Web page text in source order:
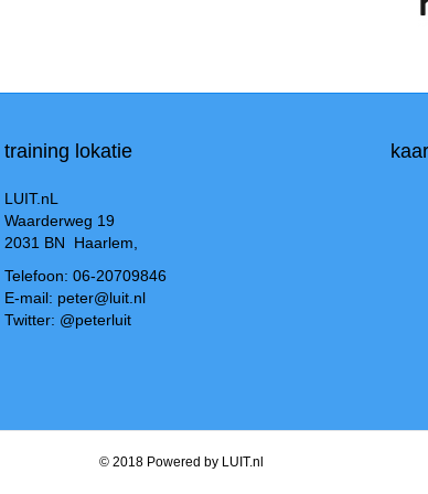
training lokatie
LUIT.nL
Waarderweg 19
2031 BN Haarlem,
Telefoon: 06-20709846
E-mail: peter@luit.nl
Twitter: @peterluit
© 2018 Powered by LUIT.nl